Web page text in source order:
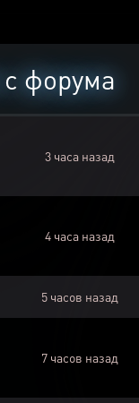
форума
3 часа назад
4 часа назад
5 часов назад
7 часов назад